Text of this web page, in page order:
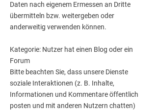
Daten nach eigenem Ermessen an Dritte
übermitteln bzw. weitergeben oder
anderweitig verwenden können.
Kategorie: Nutzer hat einen Blog oder ein
Forum
Bitte beachten Sie, dass unsere Dienste
soziale Interaktionen (z. B. Inhalte,
Informationen und Kommentare öffentlich
posten und mit anderen Nutzern chatten)